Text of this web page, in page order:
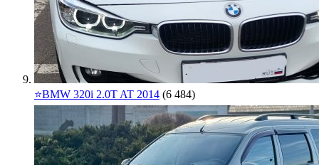
⭐️BMW 320i 2.0T AT 2014 (6 484)